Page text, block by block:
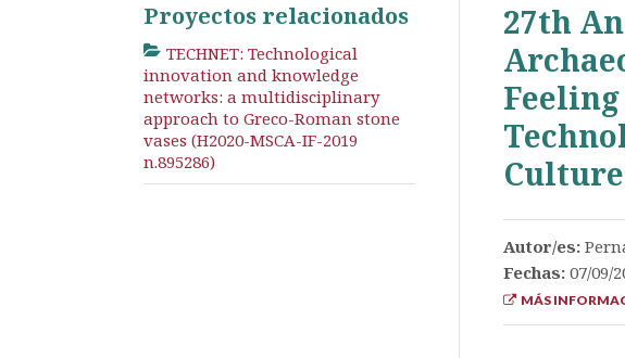
27th
Culture
Autor/es:
Fechas: 07/09/
MÁS
Proyectos relacionados
TECHNET: Technological
innovation and knowledge
networks: a multidisciplinary
approach to Greco-Roman stone
vases (H2020-MSCA-IF-2019
n.895286)